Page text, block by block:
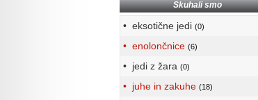
Skuhali smo
• eksotične jedi (0)
• enolončnice (6)
• jedi z žara (0)
• juhe in zakuhe (18)